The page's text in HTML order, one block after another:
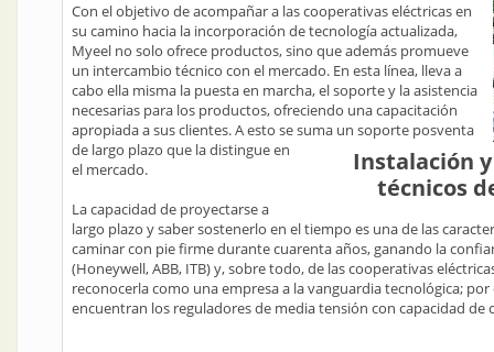
Instalación
técnicos
Con el objetivo de acompañar a las cooperativas eléctricas en
su camino hacia la incorporación de tecnología actualizada,
Myeel no solo ofrece productos, sino que además promueve
un intercambio técnico con el mercado. En esta línea, lleva a
cabo ella misma la puesta en marcha, el soporte y la asistencia
necesarias para los productos, ofreciendo una capacitación
apropiada a sus clientes. A esto se suma un soporte posventa
de largo plazo que la distingue en
el mercado.
La capacidad de proyectarse a
largo plazo y saber sostenerlo en el tiempo es una de las
caminar con pie firme durante cuarenta años, ganando la
(Honeywell, ABB, ITB) y, sobre todo, de las cooperativas
reconocerla como una empresa a la vanguardia tecnológica;
encuentran los reguladores de media tensión con capacidad de